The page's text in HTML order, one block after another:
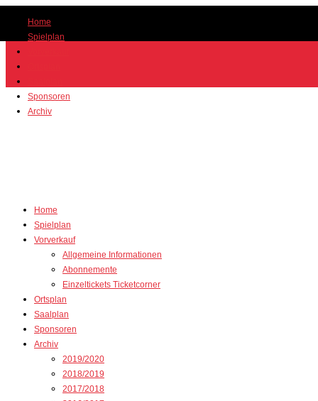
Home
Spielplan
Sponsoren
Archiv
Home
Spielplan
Vorverkauf
Allgemeine Informationen
Abonnemente
Einzeltickets Ticketcorner
Ortsplan
Saalplan
Sponsoren
Archiv
2019/2020
2018/2019
2017/2018